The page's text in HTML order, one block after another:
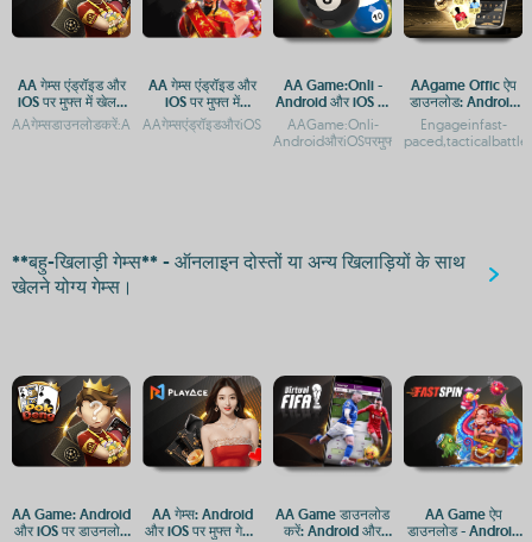
AA गेम्स एंड्रॉइड और
iOS पर मुफ्त में खेलने
के लिए डाउनलोड करें
AAगेम्सडाउनलोडकरें:AndroidऔरiOSपरमुफ्तगेमिंगएप्सAAगेम्स:एंड्रॉइडऔरiOSकेलिएमुफ्तगेमिंगऐप्
AA गेम्स एंड्रॉइड और
iOS पर मुफ्त में
डाउनलोड करें
AA Game:Onli -
Android और iOS पर
मुफ्त गेमिंग एप्लिकेशन
AAGame:Onli-
AndroidऔरiOSपरमुफ्तडाउनलोड
AAgame Offic ऐप
डाउनलोड: Android
और iOS प्लेटफ़ॉर्म पर
एक्सेस गाइड
Engageinfast-
**बहु-खिलाड़ी गेम्स** - ऑनलाइन दोस्तों या अन्य खिलाड़ियों के साथ
खेलने योग्य गेम्स।
AA Game: Android
और iOS पर डाउनलोड
AA गेम्स: Android
और iOS पर मुफ्त गेमिंग
AA Game डाउनलोड
करें: Android और
AA Game ऐप
डाउनलोड - Android